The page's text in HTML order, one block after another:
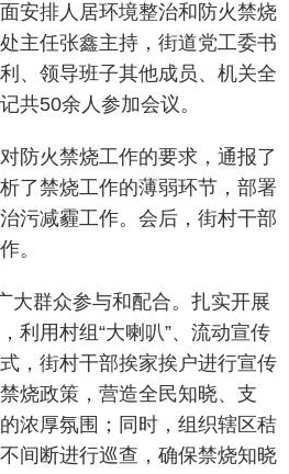
安排人居环境整治和防火禁烧
主任张鑫主持，街道党工委书
、领导班子其他成员、机关全
共50余人参加会议。
防火禁烧工作的要求，通报了
了禁烧工作的薄弱环节，部署
污减霾工作。会后，街村干部
。
大群众参与和配合。扎实开展
利用村组“大喇叭”、流动宣传
，街村干部挨家挨户进行宣传
烧政策，营造全民知晓、支
浓厚氛围；同时，组织辖区秸
间断进行巡查，确保禁烧知晓